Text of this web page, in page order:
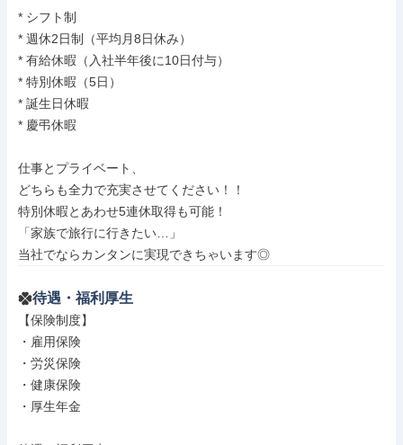
* シフト制
* 週休2日制（平均月8日休み）
* 有給休暇（入社半年後に10日付与）
* 特別休暇（5日）
* 誕生日休暇
* 慶弔休暇
仕事とプライベート、
どちらも全力で充実させてください！！
特別休暇とあわせ5連休取得も可能！
「家族で旅行に行きたい…」
当社でならカンタンに実現できちゃいます◎
待遇・福利厚生
【保険制度】
・雇用保険
・労災保険
・健康保険
・厚生年金